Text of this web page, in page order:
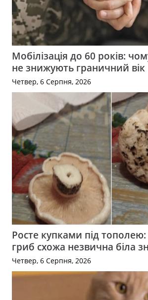
Мобілізація до 60 років:
не знижують граничний вік
Четвер, 6 Серпня, 2026
Росте купками під
гриб схожа незвична біла
Четвер, 6 Серпня, 2026